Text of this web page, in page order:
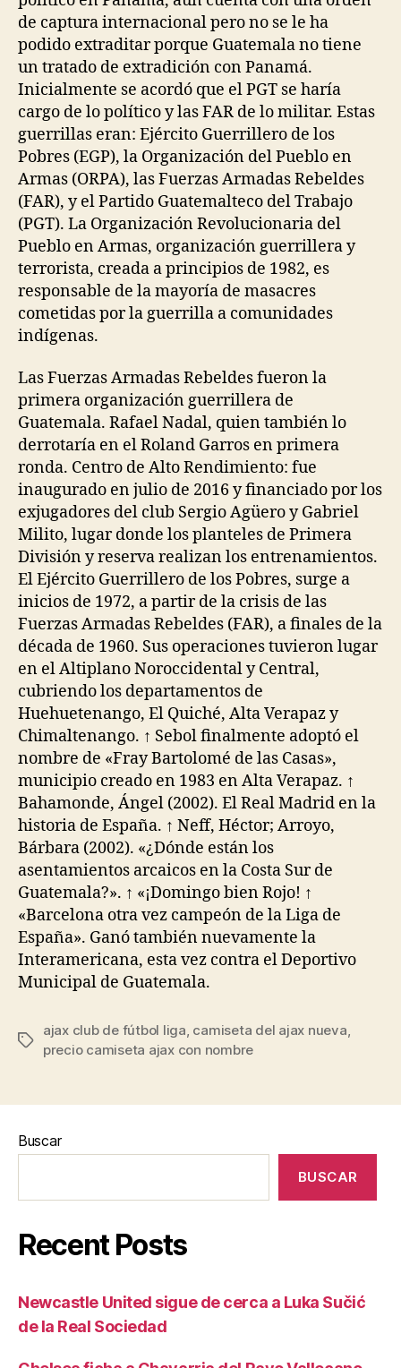
de captura internacional pero no se le ha
podido extraditar porque Guatemala no tiene
un tratado de extradición con Panamá.
Inicialmente se acordó que el PGT se haría
cargo de lo político y las FAR de lo militar. Estas
guerrillas eran: Ejército Guerrillero de los
Pobres (EGP), la Organización del Pueblo en
Armas (ORPA), las Fuerzas Armadas Rebeldes
(FAR), y el Partido Guatemalteco del Trabajo
(PGT). La Organización Revolucionaria del
Pueblo en Armas, organización guerrillera y
terrorista, creada a principios de 1982, es
responsable de la mayoría de masacres
cometidas por la guerrilla a comunidades
indígenas.
Las Fuerzas Armadas Rebeldes fueron la
primera organización guerrillera de
Guatemala. Rafael Nadal, quien también lo
derrotaría en el Roland Garros en primera
ronda. Centro de Alto Rendimiento: fue
inaugurado en julio de 2016 y financiado por los
exjugadores del club Sergio Agüero y Gabriel
Milito, lugar donde los planteles de Primera
División y reserva realizan los entrenamientos.
El Ejército Guerrillero de los Pobres, surge a
inicios de 1972, a partir de la crisis de las
Fuerzas Armadas Rebeldes (FAR), a finales de la
década de 1960. Sus operaciones tuvieron lugar
en el Altiplano Noroccidental y Central,
cubriendo los departamentos de
Huehuetenango, El Quiché, Alta Verapaz y
Chimaltenango. ↑ Sebol finalmente adoptó el
nombre de «Fray Bartolomé de las Casas»,
municipio creado en 1983 en Alta Verapaz. ↑
Bahamonde, Ángel (2002). El Real Madrid en la
historia de España. ↑ Neff, Héctor; Arroyo,
Bárbara (2002). «¿Dónde están los
asentamientos arcaicos en la Costa Sur de
Guatemala?». ↑ «¡Domingo bien Rojo! ↑
«Barcelona otra vez campeón de la Liga de
España». Ganó también nuevamente la
Interamericana, esta vez contra el Deportivo
Municipal de Guatemala.
Etiquetas
ajax club de fútbol liga, camiseta del ajax nueva,
precio camiseta ajax con nombre
Buscar
BUSCAR
Recent Posts
Newcastle United sigue de cerca a Luka Sučić
de la Real Sociedad